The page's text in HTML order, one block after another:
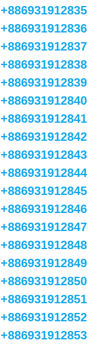
+886931912835
+886931912836
+886931912837
+886931912838
+886931912839
+886931912840
+886931912841
+886931912842
+886931912843
+886931912844
+886931912845
+886931912846
+886931912847
+886931912848
+886931912849
+886931912850
+886931912851
+886931912852
+886931912853